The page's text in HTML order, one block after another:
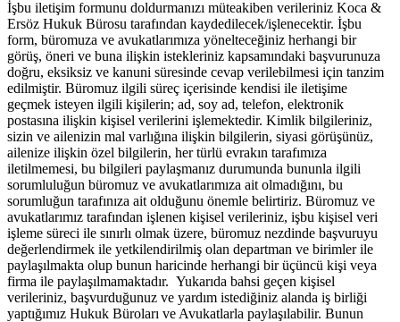
İşbu iletişim formunu doldurmanızı müteakiben verileriniz Koca &
Ersöz Hukuk Bürosu tarafından kaydedilecek/işlenecektir. İşbu
form, büromuza ve avukatlarımıza yönelteceğiniz herhangi bir
görüş, öneri ve buna ilişkin istekleriniz kapsamındaki başvurunuza
doğru, eksiksiz ve kanuni süresinde cevap verilebilmesi için tanzim
edilmiştir. Büromuz ilgili süreç içerisinde kendisi ile iletişime
geçmek isteyen ilgili kişilerin; ad, soy ad, telefon, elektronik
postasına ilişkin kişisel verilerini işlemektedir. Kimlik bilgileriniz,
sizin ve ailenizin mal varlığına ilişkin bilgilerin, siyasi görüşünüz,
ailenize ilişkin özel bilgilerin, her türlü evrakın tarafımıza
iletilmemesi, bu bilgileri paylaşmanız durumunda bununla ilgili
sorumluluğun büromuz ve avukatlarımıza ait olmadığını, bu
sorumluğun tarafınıza ait olduğunu önemle belirtiriz. Büromuz ve
avukatlarımız tarafından işlenen kişisel verileriniz, işbu kişisel veri
işleme süreci ile sınırlı olmak üzere, büromuz nezdinde başvuruyu
değerlendirmek ile yetkilendirilmiş olan departman ve birimler ile
paylaşılmakta olup bunun haricinde herhangi bir üçüncü kişi veya
firma ile paylaşılmamaktadır. Yukarıda bahsi geçen kişisel
verileriniz, başvurduğunuz ve yardım istediğiniz alanda iş birliği
yaptığımız Hukuk Büroları ve Avukatlarla paylaşılabilir. Bunun